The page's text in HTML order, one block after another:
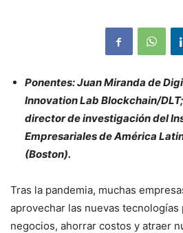
Ponentes: Juan Miranda de
Innovation Lab Blockchain/
director de investigación del
Empresariales de América
(Boston).
Tras la pandemia, muchas
aprovechar las nuevas tecnologías
negocios, ahorrar costos y atraer